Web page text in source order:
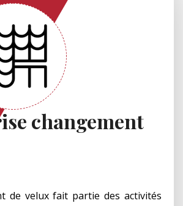
changement
de velux fait partie des activités